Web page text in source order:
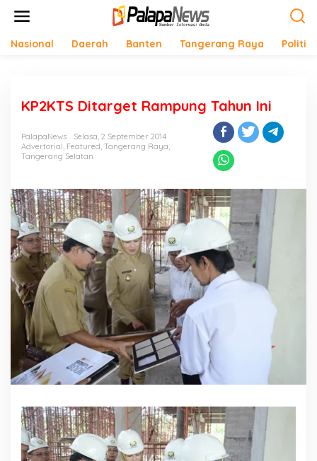
Nasional Daerah Banten Tangerang Raya Politik
KP2KTS Ditarget Rampung Tahun Ini
PalapaNews
Selasa, 2 September 2014
Advertorial, Featured, Tangerang Raya,
Tangerang Selatan